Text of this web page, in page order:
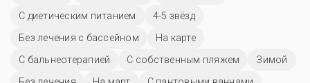
С диетическим питанием
4-5 звёзд
Без лечения с бассейном
На карте
С бальнеотерапией
С собственным пляжем
Зимой